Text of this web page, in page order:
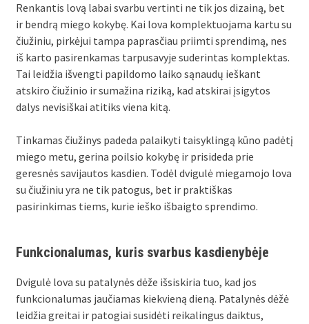
Renkantis lovą labai svarbu vertinti ne tik jos dizainą, bet
ir bendrą miego kokybę. Kai lova komplektuojama kartu su
čiužiniu, pirkėjui tampa paprasčiau priimti sprendimą, nes
iš karto pasirenkamas tarpusavyje suderintas komplektas.
Tai leidžia išvengti papildomo laiko sąnaudų ieškant
atskiro čiužinio ir sumažina riziką, kad atskirai įsigytos
dalys nevisiškai atitiks viena kitą.
Tinkamas čiužinys padeda palaikyti taisyklingą kūno padėtį
miego metu, gerina poilsio kokybę ir prisideda prie
geresnės savijautos kasdien. Todėl dvigulė miegamojo lova
su čiužiniu yra ne tik patogus, bet ir praktiškas
pasirinkimas tiems, kurie ieško išbaigto sprendimo.
Funkcionalumas, kuris svarbus kasdienybėje
Dvigulė lova su patalynės dėže išsiskiria tuo, kad jos
funkcionalumas jaučiamas kiekvieną dieną. Patalynės dėžė
leidžia greitai ir patogiai susidėti reikalingus daiktus,